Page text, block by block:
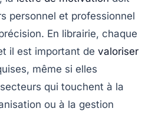
personnel et professionnel
En librairie, chaque
il est important de valoriser
même si elles
qui touchent à la
ou à la gestion